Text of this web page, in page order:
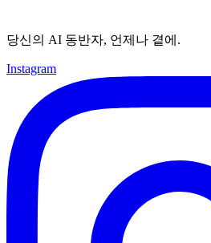
당신의 AI 동반자, 언제나 곁에.
Instagram